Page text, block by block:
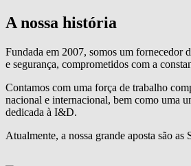
A nossa história
Fundada em 2007, somos um fornecedor
e segurança, comprometidos com a
Contamos com uma força de trabalho
nacional e internacional, bem como uma
dedicada à I&D.
Atualmente, a nossa grande aposta são as